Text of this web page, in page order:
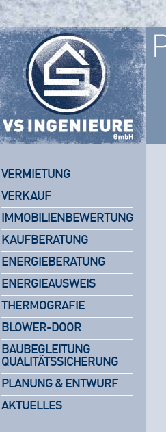
VERMIETUNG
VERKAUF
IMMOBILIENBEWERTUNG
KAUFBERATUNG
ENERGIEBERATUNG
ENERGIEAUSWEIS
THERMOGRAFIE
BLOWER-DOOR
BAUBEGLEITUNG
QUALITÄTSSICHERUNG
PLANUNG & ENTWURF
AKTUELLES